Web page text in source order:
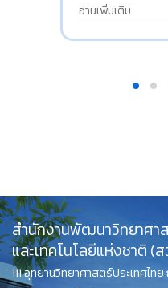
อ่านเพิ่มเติม
สำนักงานพัฒนาวิทยาศา
และเทคโนโลยีแห่งชาติ (
111 อุทยานวิทยาศาสตร์ประเทศไท